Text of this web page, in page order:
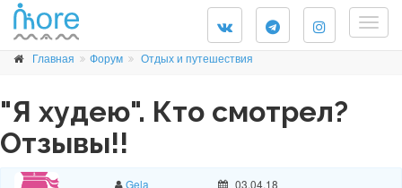
Главная Форум Отдых и путешествия
"Я худею". Кто смотрел?
Отзывы!!
Gela
03.04.18